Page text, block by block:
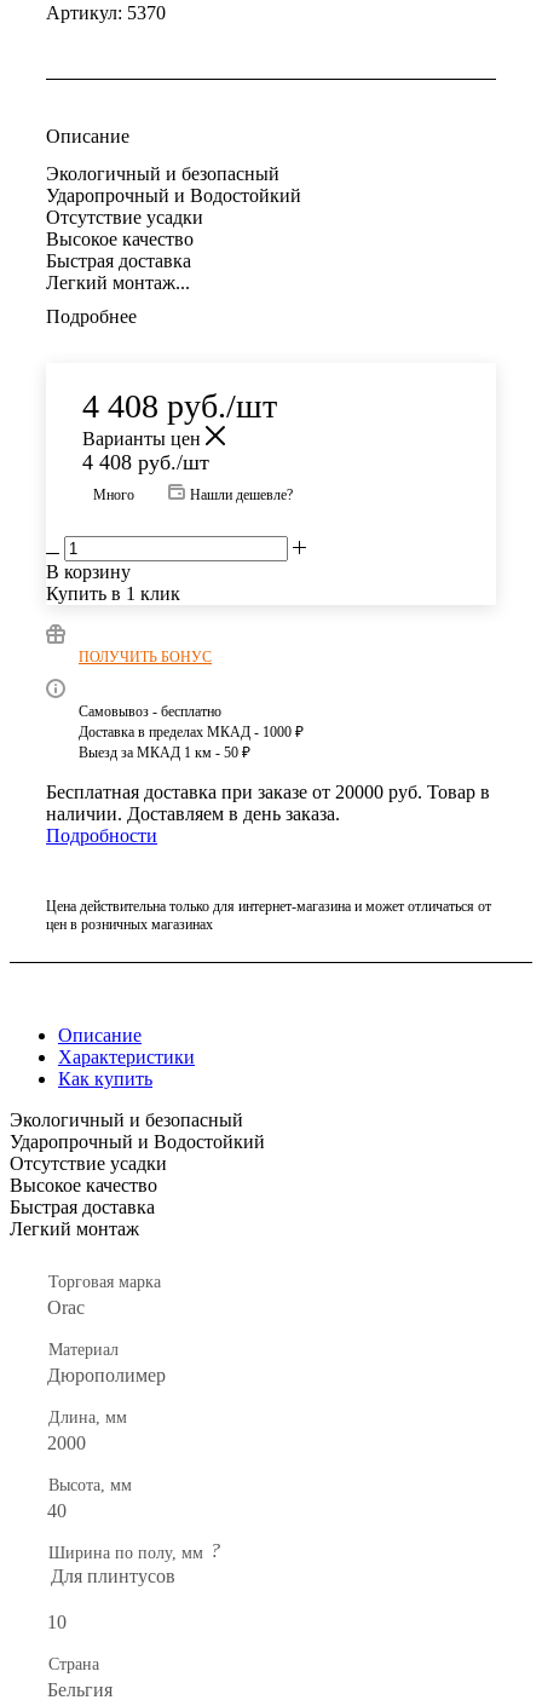
Артикул: 5370
Описание
Экологичный и безопасный
Ударопрочный и Водостойкий
Отсутствие усадки
Высокое качество
Быстрая доставка
Легкий монтаж...
Подробнее
4 408 руб./шт
Варианты цен
4 408 руб./шт
Много Нашли дешевле?
В корзину
Купить в 1 клик
ПОЛУЧИТЬ БОНУС
Самовывоз - бесплатно
Доставка в пределах МКАД - 1000 ₽
Выезд за МКАД 1 км - 50 ₽
Бесплатная доставка при заказе от 20000 руб. Товар в
наличии. Доставляем в день заказа.
Подробности
Цена действительна только для интернет-магазина и может отличаться от
цен в розничных магазинах
Описание
Характеристики
Как купить
Экологичный и безопасный
Ударопрочный и Водостойкий
Отсутствие усадки
Высокое качество
Быстрая доставка
Легкий монтаж
Торговая марка
Orac
Материал
Дюрополимер
Длина, мм
2000
Высота, мм
40
Ширина по полу, мм ?
Для плинтусов
10
Страна
Бельгия